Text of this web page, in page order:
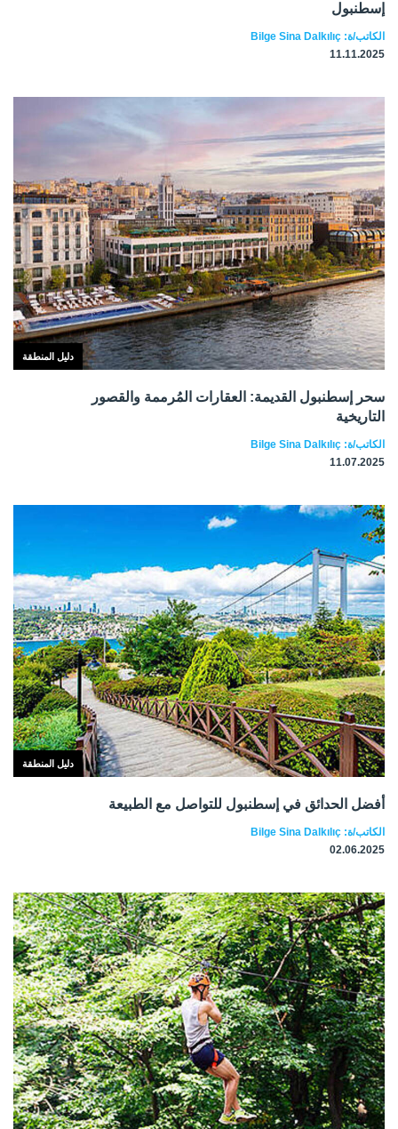
إسطنبول
الكاتب/ة: Bilge Sina Dalkılıç
11.11.2025
دليل المنطقة
سحر إسطنبول القديمة: العقارات المُرممة والقصور
التاريخية
الكاتب/ة: Bilge Sina Dalkılıç
11.07.2025
دليل المنطقة
أفضل الحدائق في إسطنبول للتواصل مع الطبيعة
الكاتب/ة: Bilge Sina Dalkılıç
02.06.2025